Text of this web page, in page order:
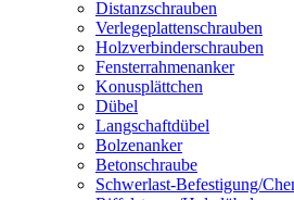
Distanzschrauben
Verlegeplattenschrauben
Holzverbinderschrauben
Fensterrahmenanker
Konusplättchen
Dübel
Langschaftdübel
Bolzenanker
Betonschraube
Schwerlast-Befestigung/